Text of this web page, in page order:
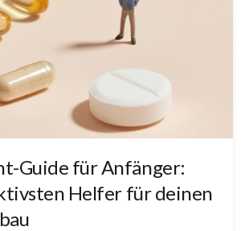
Guide für Anfänger:
Helfer für deinen